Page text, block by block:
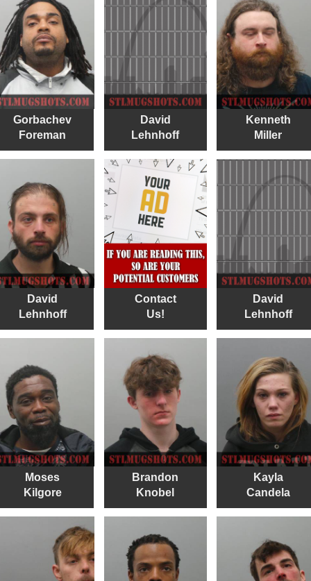
Gorbachev
Foreman
David
Lehnhoff
Kenneth
Miller
David
Lehnhoff
Contact
Us!
David
Lehnhoff
Moses
Kilgore
Brandon
Knobel
Kayla
Candela